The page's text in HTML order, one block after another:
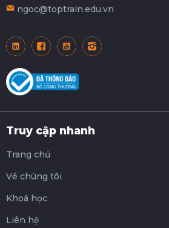
ngoc@toptrain.edu.vn
Truy cập nhanh
Trang chủ
Về chúng tôi
Khoá học
Liên hệ